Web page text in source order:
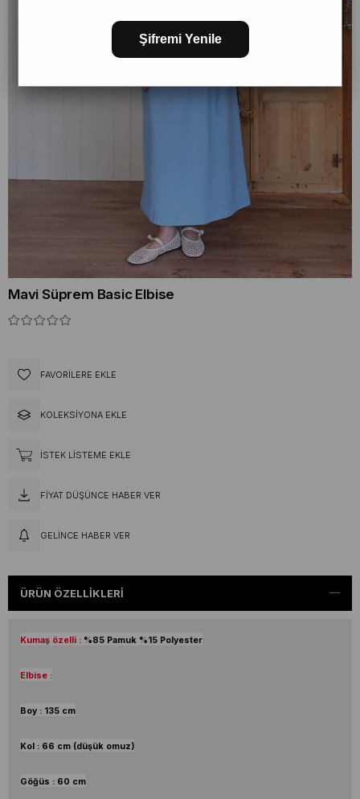
Mavi Süprem Basic Elbise
FAVORILERE EKLE
KOLEKSIYONA EKLE
İSTEK LISTEME EKLE
FIYAT DÜŞÜNCE HABER VER
GELINCE HABER VER
ÜRÜN ÖZELLIKLERI
Kumaş özelli : %85 Pamuk %15 Polyester
Elbise :
Boy : 135 cm
Kol : 66 cm (düşük omuz)
Göğüs : 60 cm
Şifremi Yenile